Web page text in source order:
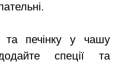
та печінку у чашу
спеції та